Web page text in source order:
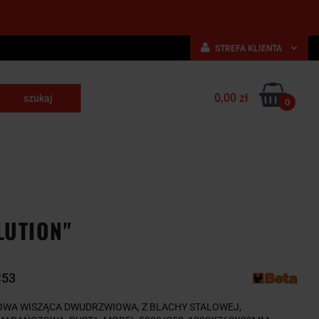
STREFA KLIENTA
Zaloguj się
Zarejestruj się
0,00 zł 0
WISZĄCA DWUDRZWIOWA, Z BLACHY STALOWEJ,